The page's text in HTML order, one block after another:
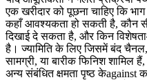
एक खरीदार को पूछना चाहिए कि
कहाँ आवश्यकता हो सकती है, कौन
दिखाई दे सकता है, और किन
है। ज्यामिति के लिए जिसमें बंद
सामग्री, या बारीक फिनिश शामिल
अन्य संबंधित क्षमता पृष्ठ केagainst